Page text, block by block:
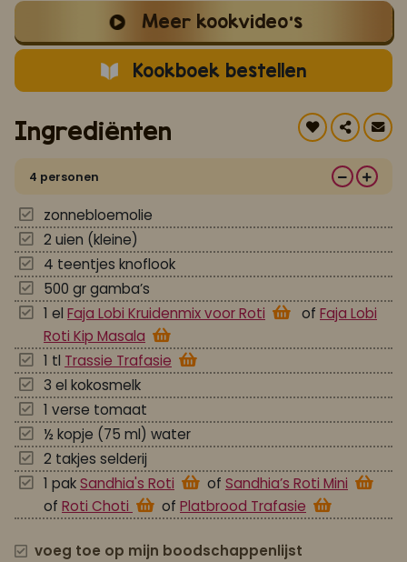
Meer kookvideo's
Kookboek bestellen
Ingrediënten
4 personen
zonnebloemolie
2 uien (kleine)
4 teentjes knoflook
500 gr gamba’s
1 el Faja Lobi Kruidenmix voor Roti of Faja Lobi
Roti Kip Masala
1 tl Trassie Trafasie
3 el kokosmelk
1 verse tomaat
½ kopje (75 ml) water
2 takjes selderij
1 pakSandhia's Roti of Sandhia’s Roti Mini
of Roti Choti of Platbrood Trafasie
voeg toe op mijn boodschappenlijst